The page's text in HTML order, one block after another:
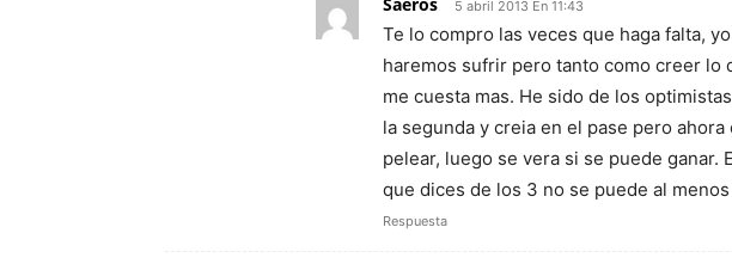
5 abril 2013 En 11:43
Te lo compro las veces que haga falta,
haremos sufrir pero tanto como creer lo
me cuesta mas. He sido de los
la segunda y creia en el pase pero
pelear, luego se vera si se puede ganar.
que dices de los 3 no se puede al
Respuesta